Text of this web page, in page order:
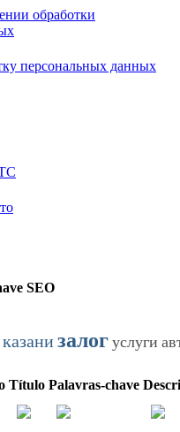
обработки
персональных данных
SEO
казани залог услуги
Título Palavras-chave